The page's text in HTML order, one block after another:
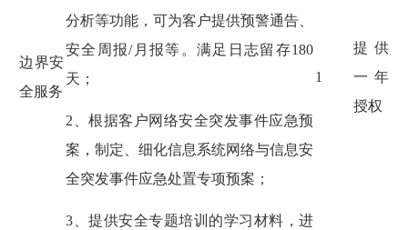
边界安
全服务
分析等功能，可为客户提供预警通告、
安全周报/月报等。满足日志留存180
天；
2、根据客户网络安全突发事件应急预
案，制定、细化信息系统网络与信息安
全突发事件应急处置专项预案；
3、提供安全专题培训的学习材料，进
1
提供
一年
授权